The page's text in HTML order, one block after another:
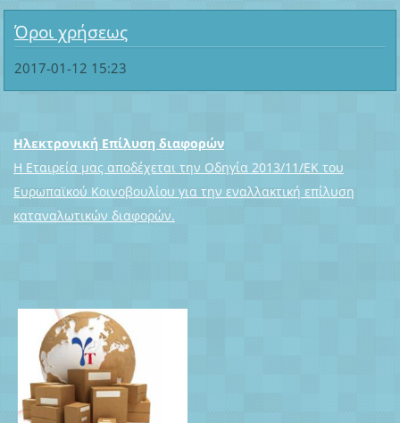
Όροι χρήσεως
2017-01-12 15:23
Ηλεκτρονική Επίλυση διαφορών
Η Εταιρεία μας αποδέχεται την Οδηγία 2013/11/ΕΚ του
Ευρωπαϊκού Κοινοβουλίου για την εναλλακτική επίλυση
καταναλωτικών διαφορών.